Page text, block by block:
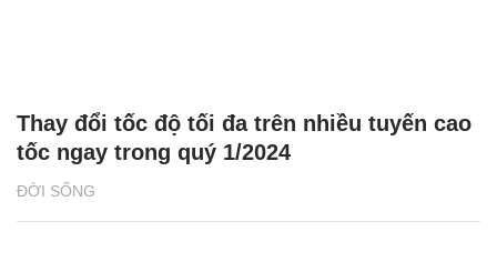
ĐỜI SỐNG
Thay đổi tốc độ tối đa trên nhiều tuyến cao
tốc ngay trong quý 1/2024